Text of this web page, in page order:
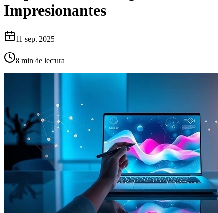
Impresionantes
11 sept 2025
8 min de lectura